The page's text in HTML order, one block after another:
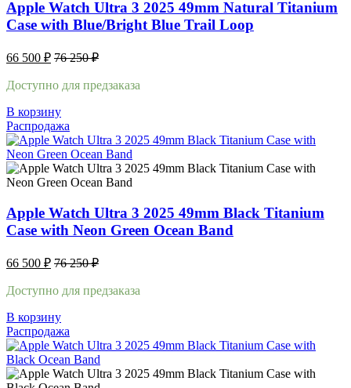
Apple Watch Ultra 3 2025 49mm Natural Titanium
Case with Blue/Bright Blue Trail Loop
66 500 ₽ 76 250₽
Доступно для предзаказа
В корзину
Распродажа
Apple Watch Ultra 3 2025 49mm Black Titanium
Case with Neon Green Ocean Band
66 500 ₽ 76 250₽
Доступно для предзаказа
В корзину
Распродажа